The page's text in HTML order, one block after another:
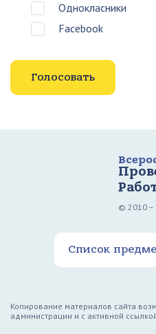
Однокласники
Facebook
© 2010 –
Список
Копирование материалов сайта
администрации и с активной